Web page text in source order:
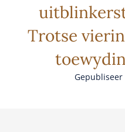
Trotse